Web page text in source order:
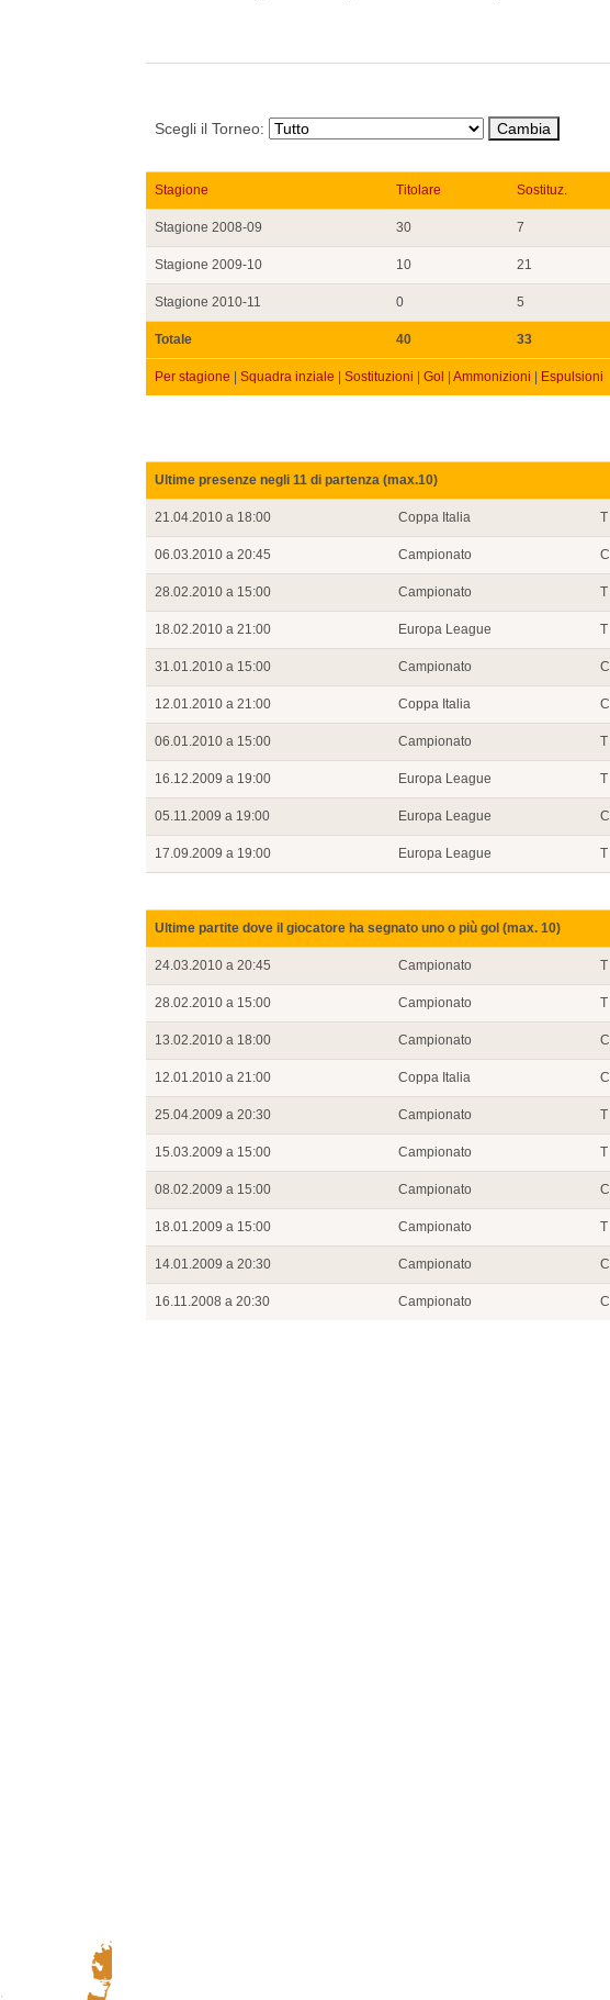
Scegli il Torneo:
Stagione Titolare Sostituz.
Stagione 2008-09 30 7
Stagione 2009-10 10 21
Stagione 2010-11 0 5
Totale 40 33
Per stagione | Squadra inziale | Sostituzioni | Gol | Ammonizioni | Espulsioni
Ultime presenze negli 11 di partenza (max.10)
21.04.2010 a 18:00 Coppa Italia T
06.03.2010 a 20:45 Campionato C
28.02.2010 a 15:00 Campionato T
18.02.2010 a 21:00 Europa League T
31.01.2010 a 15:00 Campionato C
12.01.2010 a 21:00 Coppa Italia C
06.01.2010 a 15:00 Campionato T
16.12.2009 a 19:00 Europa League T
05.11.2009 a 19:00 Europa League C
17.09.2009 a 19:00 Europa League T
Ultime partite dove il giocatore ha segnato uno o più gol (max. 10)
24.03.2010 a 20:45 Campionato T
28.02.2010 a 15:00 Campionato T
13.02.2010 a 18:00 Campionato C
12.01.2010 a 21:00 Coppa Italia C
25.04.2009 a 20:30 Campionato T
15.03.2009 a 15:00 Campionato T
08.02.2009 a 15:00 Campionato C
18.01.2009 a 15:00 Campionato T
14.01.2009 a 20:30 Campionato C
16.11.2008 a 20:30 Campionato C